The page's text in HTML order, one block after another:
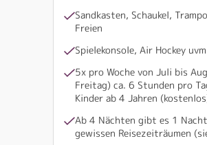
Sandkasten, Schaukel,
Freien
Spielekonsole, Air Hockey
5x pro Woche von Juli bis
Freitag) ca. 6 Stunden pro
Kinder ab 4 Jahren
Ab 4 Nächten gibt es 1
gewissen Reisezeiträumen